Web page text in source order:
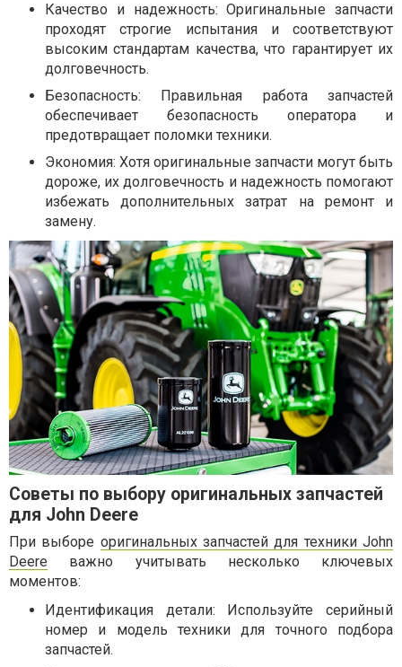
Качество и надежность: Оригинальные запчасти
проходят строгие испытания и соответствуют
высоким стандартам качества, что гарантирует их
долговечность.
Безопасность: Правильная работа запчастей
обеспечивает безопасность оператора и
предотвращает поломки техники.
Экономия: Хотя оригинальные запчасти могут быть
дороже, их долговечность и надежность помогают
избежать дополнительных затрат на ремонт и
замену.
Советы по выбору оригинальных запчастей
для John Deere
При выборе оригинальных запчастей для техники John
Deere важно учитывать несколько ключевых
моментов:
Идентификация детали: Используйте серийный
номер и модель техники для точного подбора
запчастей.